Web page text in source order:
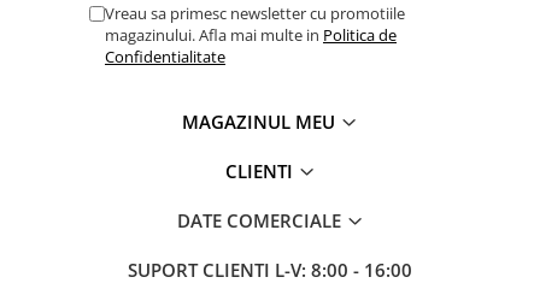
Vreau sa primesc newsletter cu promotiile
magazinului. Afla mai multe in Politica de
Confidentialitate
MAGAZINUL MEU
CLIENTI
DATE COMERCIALE
SUPORT CLIENTI L-V: 8:00 - 16:00